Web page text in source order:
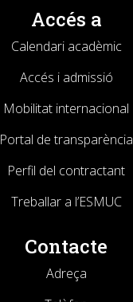
Accés a
Calendari acadèmic
Accés i admissió
Mobilitat internacional
Portal de transparència
Perfil del contractant
Treballar a l’ESMUC
Contacte
Adreça